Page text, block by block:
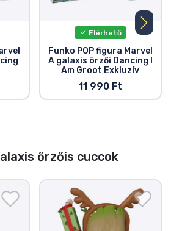
Elérhető
Funko POP figura Marvel
A galaxis örzői Dancing I
Am Groot Exkluzív
11 990 Ft
őrzőis cuccok